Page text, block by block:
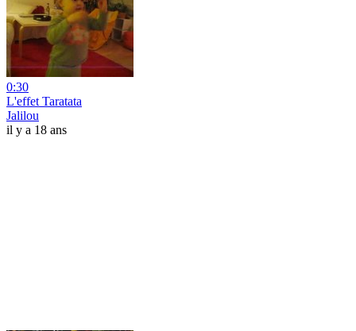
0:30
L'effet Taratata
Jalilou
il y a 18 ans